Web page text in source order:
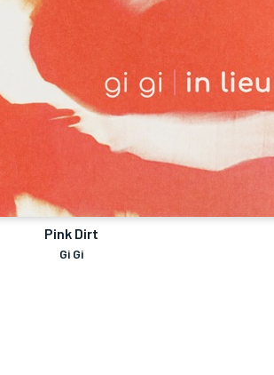
Pink Dirt
Gi Gi